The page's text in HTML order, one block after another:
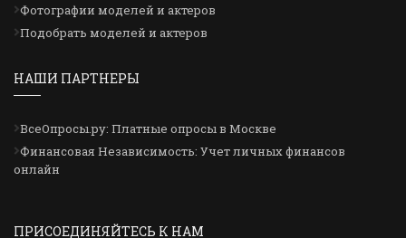
Фотографии моделей и актеров
Подобрать моделей и актеров
НАШИ ПАРТНЕРЫ
ВсеОпросы.ру: Платные опросы в Москве
Финансовая Независимость: Учет личных финансов
онлайн
ПРИСОЕДИНЯЙТЕСЬ К НАМ